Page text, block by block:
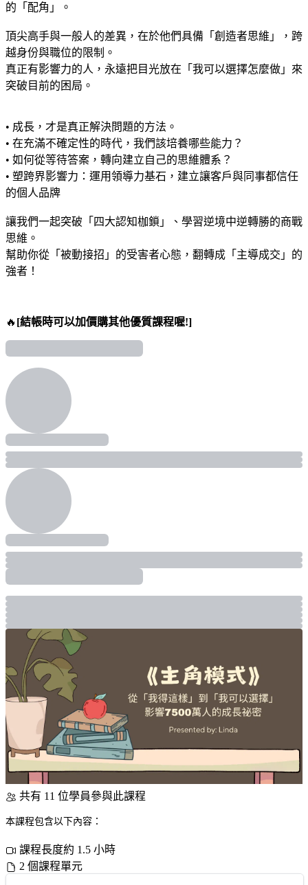
的「配角」。
頂尖高手與一般人的差異，在於他們具備「創造者思維」，跨
越身份與職位的限制。
真正有影響力的人，永遠把目光放在「我可以選擇怎麼做」來
突破目前的困局。
• 成長，才是真正解決問題的方法。
• 在充滿不確定性的時代，我們該培養哪些能力？
• 如何從等待答案，轉向建立自己的思維體系？
• 塑跨界影響力：運用領導力基石，建立讓客戶與同事都信任
的個人品牌
讓我們一起突破「四大認知枷鎖」、學習逆境中逆轉勝的商戰
思維。
幫助你從「被動接招」的受害者心態，翻轉成「主導成交」的
強者！
🔥 [結帳時可以加價購其他優質課程喔!]
共有 11 位學員參與此課程
本課程包含以下內容：
課程長度約 1.5 小時
2 個課程單元